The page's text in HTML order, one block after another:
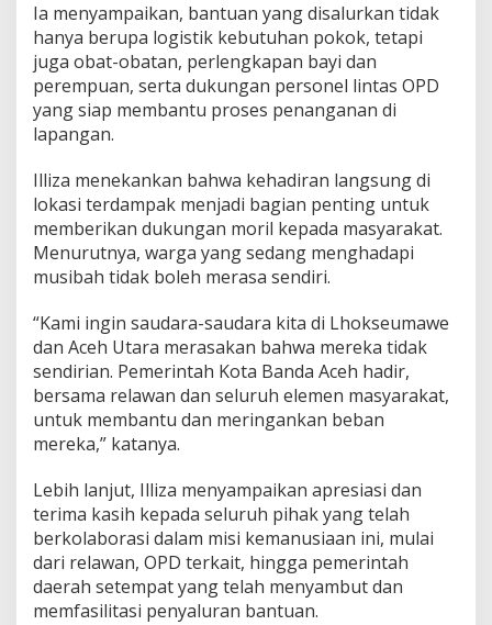
l
u
r
k
a
n
n
t
u
a
n
B
n
j
r
k
e
k
s
e
u
m
a
w
Ia menyampaikan, bantuan yang disalurkan tidak
hanya berupa logistik kebutuhan pokok, tetapi
juga obat-obatan, perlengkapan bayi dan
perempuan, serta dukungan personel lintas OPD
yang siap membantu proses penanganan di
lapangan.
Illiza menekankan bahwa kehadiran langsung di
lokasi terdampak menjadi bagian penting untuk
memberikan dukungan moril kepada masyarakat.
Menurutnya, warga yang sedang menghadapi
musibah tidak boleh merasa sendiri.
“Kami ingin saudara-saudara kita di Lhokseumawe
dan Aceh Utara merasakan bahwa mereka tidak
sendirian. Pemerintah Kota Banda Aceh hadir,
bersama relawan dan seluruh elemen masyarakat,
untuk membantu dan meringankan beban
mereka,” katanya.
Lebih lanjut, Illiza menyampaikan apresiasi dan
terima kasih kepada seluruh pihak yang telah
berkolaborasi dalam misi kemanusiaan ini, mulai
dari relawan, OPD terkait, hingga pemerintah
daerah setempat yang telah menyambut dan
memfasilitasi penyaluran bantuan.